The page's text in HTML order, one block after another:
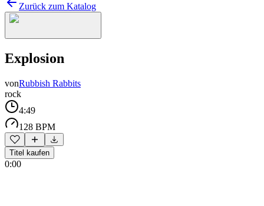
Zurück zum Katalog
Explosion
vonRubbish Rabbits
rock
4:49
128 BPM
Titel kaufen
0:00